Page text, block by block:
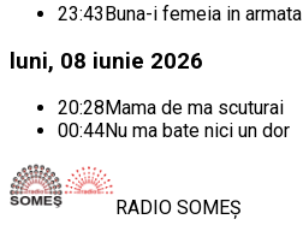
23:43Buna-i femeia in armata
luni, 08 iunie 2026
20:28 Mama de ma scuturai
00:44Nu ma bate nici un dor
RADIO SOMEȘ